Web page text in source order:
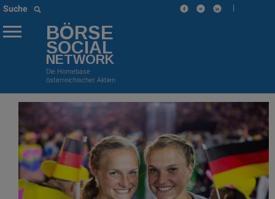
Suche |
BÖRSE
SOCIAL
NETWORK
Die Homebase
österreichischer Aktien